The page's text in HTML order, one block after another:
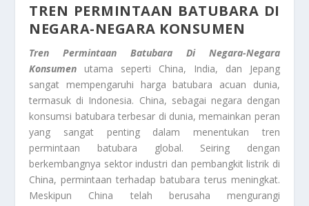
TREN PERMINTAAN BATUBARA DI
NEGARA-NEGARA KONSUMEN
Tren Permintaan Batubara Di Negara-Negara
Konsumen utama seperti China, India, dan Jepang
sangat mempengaruhi harga batubara acuan dunia,
termasuk di Indonesia. China, sebagai negara dengan
konsumsi batubara terbesar di dunia, memainkan peran
yang sangat penting dalam menentukan tren
permintaan batubara global. Seiring dengan
berkembangnya sektor industri dan pembangkit listrik di
China, permintaan terhadap batubara terus meningkat.
Meskipun China telah berusaha mengurangi